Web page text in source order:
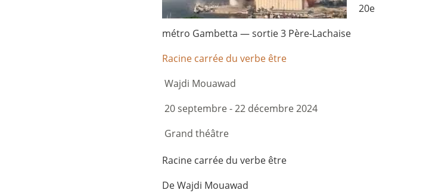
20e
métro Gambetta — sortie 3 Père-Lachaise
Racine carrée du verbe être
Wajdi Mouawad
20 septembre - 22 décembre 2024
Grand théâtre
Racine carrée du verbe être
De Wajdi Mouawad